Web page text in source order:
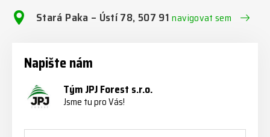
Stará Paka – Ústí 78, 507 91navigovat sem
Napište nám
Tým JPJ Forest s.r.o.
Jsme tu pro Vás!